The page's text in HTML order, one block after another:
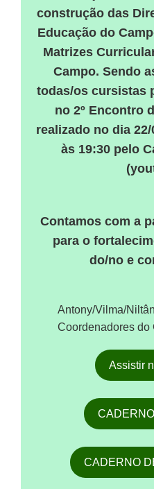
construção das
Educação do
Matrizes
Campo. Sendo
todas/os cursistas
no 2º Encontro
realizado no dia
às 19:30 pelo
Contamos com a
para o
do/no e
Antony/Vilma/
Coordenadores do
Assistir
CADERNO